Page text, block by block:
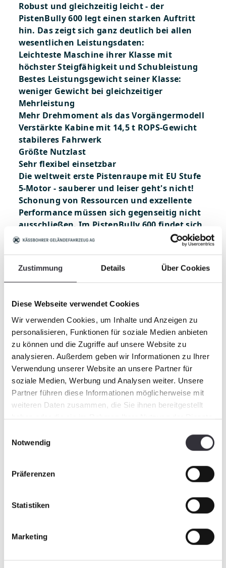
Zustimmung Details Über Cookies
Diese Webseite verwendet Cookies
Wir verwenden Cookies, um Inhalte und Anzeigen zu
personalisieren, Funktionen für soziale Medien anbieten
zu können und die Zugriffe auf unsere Website zu
analysieren. Außerdem geben wir Informationen zu Ihrer
Verwendung unserer Website an unsere Partner für
soziale Medien, Werbung und Analysen weiter. Unsere
Partner führen diese Informationen möglicherweise mit
weiteren Daten zusammen, die Sie ihnen bereitgestellt
haben oder die sie im Rahmen Ihrer Nutzung der Dienste
Notwendig
Präferenzen
Statistiken
Marketing
Robust und gleichzeitig leicht - der
PistenBully 600 legt einen starken Auftritt
hin. Das zeigt sich ganz deutlich bei allen
wesentlichen Leistungsdaten:
Leichteste Maschine ihrer Klasse mit
höchster Steigfähigkeit und Schubleistung
Bestes Leistungsgewicht seiner Klasse:
weniger Gewicht bei gleichzeitiger
Mehrleistung
Mehr Drehmoment als das Vorgängermodell
Verstärkte Kabine mit 14,5 t ROPS-Gewicht
stabileres Fahrwerk
Größte Nutzlast
Sehr flexibel einsetzbar
Die weltweit erste Pistenraupe mit EU Stufe
5-Motor - sauberer und leiser geht's nicht!
Schonung von Ressourcen und exzellente
Performance müssen sich gegenseitig nicht
ausschließen. Im PistenBully 600 findet sich
schon jetzt ein ganz besonderer Antrieb: der
erste Motor auf dem Markt, der EU Stufe V
Leistungsstarker Motor mit
Dieselpartikelfilter
aufgebauter Motor, dadurch reduzierte
Stillstandszeiten bzw. erhöhte Verfügbarkeit
Weniger Lärm durch leiseren Motor
Größere Reichweite durch größeren Tank
und reduzierten Verbrauch
Intuitive Pistenpräparierung - ergonomisch
und effizient
Elektronische Assistenzsysteme entlasten
den Fahrer in vielen Situationen. Im neuen
PistenBully 600 wurden sie nicht nur
noch mehr Sicherheit, Effizienz und
Automatische Windenzugkraftregelung:
zuverlässigste Winde, einzigartige und
Verdrehung des Seils
AutoTracer: Aktive Kurven-Unterstützung,
Seitenhangausgleich